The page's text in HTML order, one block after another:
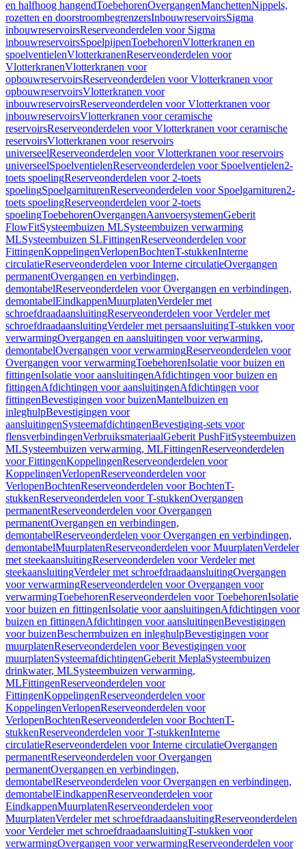
en halfhoog hangendToebehorenOvergangenManchettenNippels,
rozetten en doorstroombegrenzersInbouwreservoirsSigma
inbouwreservoirsReserveonderdelen voor Sigma
inbouwreservoirsSpoelpijpenToebehorenVlotterkranen en
spoelventielenVlotterkranenReserveonderdelen voor
VlotterkranenVlotterkranen voor
opbouwreservoirsReserveonderdelen voor Vlotterkranen voor
opbouwreservoirsVlotterkranen voor
inbouwreservoirsReserveonderdelen voor Vlotterkranen voor
inbouwreservoirsVlotterkranen voor ceramische
reservoirsReserveonderdelen voor Vlotterkranen voor ceramische
reservoirsVlotterkranen voor reservoirs
universeelReserveonderdelen voor Vlotterkranen voor reservoirs
universeelSpoelventielenReserveonderdelen voor Spoelventielen2-
toets spoelingReserveonderdelen voor 2-toets
spoelingSpoelgarniturenReserveonderdelen voor Spoelgarnituren2-
toets spoelingReserveonderdelen voor 2-toets
spoelingToebehorenOvergangenAanvoersystemenGeberit
FlowFitSysteembuizen MLSysteembuizen verwarming
MLSysteembuizen SLFittingenReserveonderdelen voor
FittingenKoppelingenVerlopenBochtenT-stukkenInterne
circulatieReserveonderdelen voor Interne circulatieOvergangen
permanentOvergangen en verbindingen,
demontabelReserveonderdelen voor Overgangen en verbindingen,
demontabelEindkappenMuurplatenVerdeler met
schroefdraadaansluitingReserveonderdelen voor Verdeler met
schroefdraadaansluitingVerdeler met persaansluitingT-stukken voor
verwarmingOvergangen en aansluitingen voor verwarming,
demontabelOvergangen voor verwarmingReserveonderdelen voor
Overgangen voor verwarmingToebehorenIsolatie voor buizen en
fittingenIsolatie voor aansluitingenAfdichtingen voor buizen en
fittingenAfdichtingen voor aansluitingenAfdichtingen voor
fittingenBevestigingen voor buizenMantelbuizen en
inleghulpBevestigingen voor
aansluitingenSysteemafdichtingenBevestiging-sets voor
flensverbindingenVerbruiksmateriaalGeberit PushFitSysteembuizen
MLSysteembuizen verwarming, MLFittingenReserveonderdelen
voor FittingenKoppelingenReserveonderdelen voor
KoppelingenVerlopenReserveonderdelen voor
VerlopenBochtenReserveonderdelen voor BochtenT-
stukkenReserveonderdelen voor T-stukkenOvergangen
permanentReserveonderdelen voor Overgangen
permanentOvergangen en verbindingen,
demontabelReserveonderdelen voor Overgangen en verbindingen,
demontabelMuurplatenReserveonderdelen voor MuurplatenVerdeler
met steekaansluitingReserveonderdelen voor Verdeler met
steekaansluitingVerdeler met schroefdraadaansluitingOvergangen
voor verwarmingReserveonderdelen voor Overgangen voor
verwarmingToebehorenReserveonderdelen voor ToebehorenIsolatie
voor buizen en fittingenIsolatie voor aansluitingenAfdichtingen voor
buizen en fittingenAfdichtingen voor aansluitingenBevestigingen
voor buizenBeschermbuizen en inleghulpBevestigingen voor
muurplatenReserveonderdelen voor Bevestigingen voor
muurplatenSysteemafdichtingenGeberit MeplaSysteembuizen
drinkwater, MLSysteembuizen verwarming,
MLFittingenReserveonderdelen voor
FittingenKoppelingenReserveonderdelen voor
KoppelingenVerlopenReserveonderdelen voor
VerlopenBochtenReserveonderdelen voor BochtenT-
stukkenReserveonderdelen voor T-stukkenInterne
circulatieReserveonderdelen voor Interne circulatieOvergangen
permanentReserveonderdelen voor Overgangen
permanentOvergangen en verbindingen,
demontabelReserveonderdelen voor Overgangen en verbindingen,
demontabelEindkappenReserveonderdelen voor
EindkappenMuurplatenReserveonderdelen voor
MuurplatenVerdeler met schroefdraadaansluitingReserveonderdelen
voor Verdeler met schroefdraadaansluitingT-stukken voor
verwarmingOvergangen voor verwarmingReserveonderdelen voor